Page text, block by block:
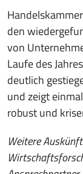
den
von
Laufe des
deutlich
und zeigt
robust und
Weitere